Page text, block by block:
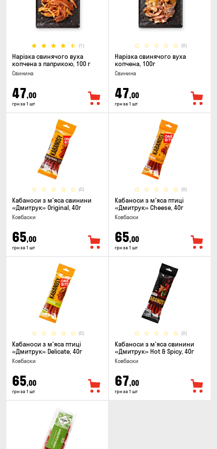
(1)
Нарізка свинячого вуха
копчена з паприкою, 100 г
Свинина
47,00
грн за 1 шт
(0)
Нарізка свинячого вуха
копчена, 100г
Свинина
47,00
грн за 1 шт
(0)
Кабаноси з м'яса свинини
«Дмитрук» Original, 40г
Ковбаски
65,00
грн за 1 шт
(0)
Кабаноси з м'яса птиці
«Дмитрук» Cheese, 40г
Ковбаски
65,00
грн за 1 шт
(0)
Кабаноси з м'яса птиці
«Дмитрук» Delicate, 40г
Ковбаски
65,00
грн за 1 шт
(0)
Кабаноси з м'яса свинини
«Дмитрук» Hot & Spicy, 40г
Ковбаски
67,00
грн за 1 шт